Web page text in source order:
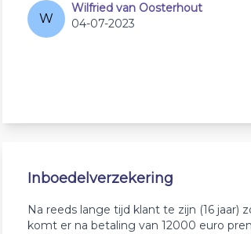
W
Wilfried van Oosterhout
04-07-2023
Inboedelverzekering
Na reeds lange tijd klant te zijn (16 jaar)
komt er na betaling van 12000 euro